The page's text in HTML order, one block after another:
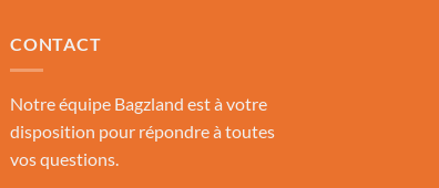
CONTACT
Notre équipe Bagzland est à votre
disposition pour répondre à toutes
vos questions.